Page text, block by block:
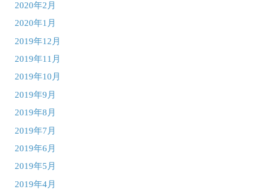
2020年2月
2020年1月
2019年12月
2019年11月
2019年10月
2019年9月
2019年8月
2019年7月
2019年6月
2019年5月
2019年4月